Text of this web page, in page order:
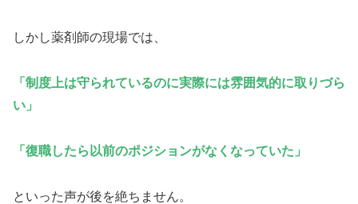
しかし薬剤師の現場では、
「制度上は守られているのに実際には雰囲気的に取りづら
い」
「復職したら以前のポジションがなくなっていた」
といった声が後を絶ちません。